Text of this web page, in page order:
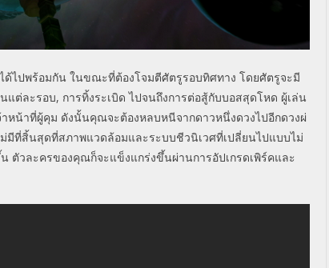
ด้ไปพร้อมกัน ในขณะที่ต้องโจมตีศัตรูรอบทิศทาง โดยศัตรูจะมี
แต่ละรอบ, การทิ้งระเบิด ไปจนถึงการต่อสู้กับบอสสุดโหด ผู้เล่น
าหน้าที่ผู้คุม ดังนั้นคุณจะต้องหลบหนีจากดาวหนึ่งดวงไปอีกดวงผ่
มีที่สิ้นสุดที่สภาพแวดล้อมและระบบชีวนิเวศที่เปลี่ยนไปแบบไม่
ตัวละครของคุณก็จะแข็งแกร่งขึ้นผ่านการอัปเกรดเพิร์คและ